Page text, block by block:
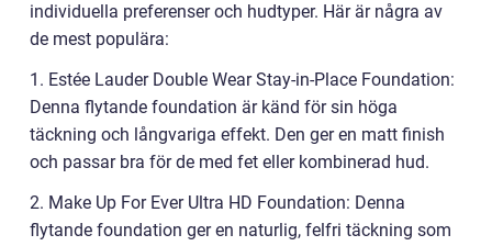
individuella preferenser och hudtyper. Här är några av
de mest populära:
1. Estée Lauder Double Wear Stay-in-Place Foundation:
Denna flytande foundation är känd för sin höga
täckning och långvariga effekt. Den ger en matt finish
och passar bra för de med fet eller kombinerad hud.
2. Make Up For Ever Ultra HD Foundation: Denna
flytande foundation ger en naturlig, felfri täckning som